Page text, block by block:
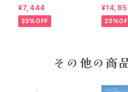
PSON M30用クロー
ム/ライトスモークシー
ルド
¥7,444
33%OFF
ルタホー
ァンミニ
ェーデン
その他の商